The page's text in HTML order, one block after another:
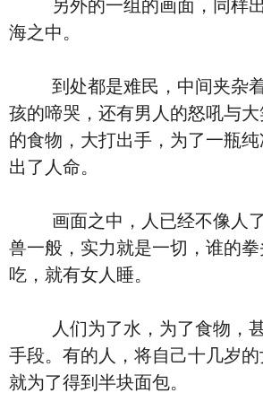
另外的一组的画面，同样出
海之中。
到处都是难民，中间夹杂着
孩的啼哭，还有男人的怒吼与
的食物，大打出手，为了一瓶
出了人命。
画面之中，人已经不像人了
兽一般，实力就是一切，谁的
吃，就有女人睡。
人们为了水，为了食物，甚
手段。有的人，将自己十几岁的
就为了得到半块面包。